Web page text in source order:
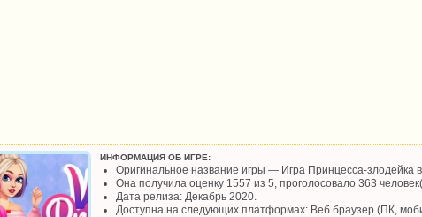
ИНФОРМАЦИЯ ОБ ИГРЕ:
Оригинальное название игры — Игра Принцесса-злодейка
Она получила оценку 1557 из 5, проголосовало 363
Дата релиза: Декабрь 2020.
Доступна на следующих платформах: Веб браузер (ПК,